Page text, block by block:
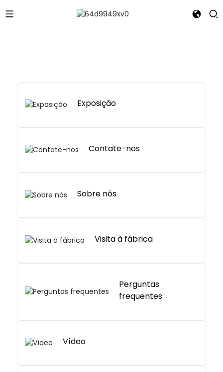
Exposição
Contate-nos
Sobre nós
Visita à fábrica
Perguntas
frequentes
Vídeo